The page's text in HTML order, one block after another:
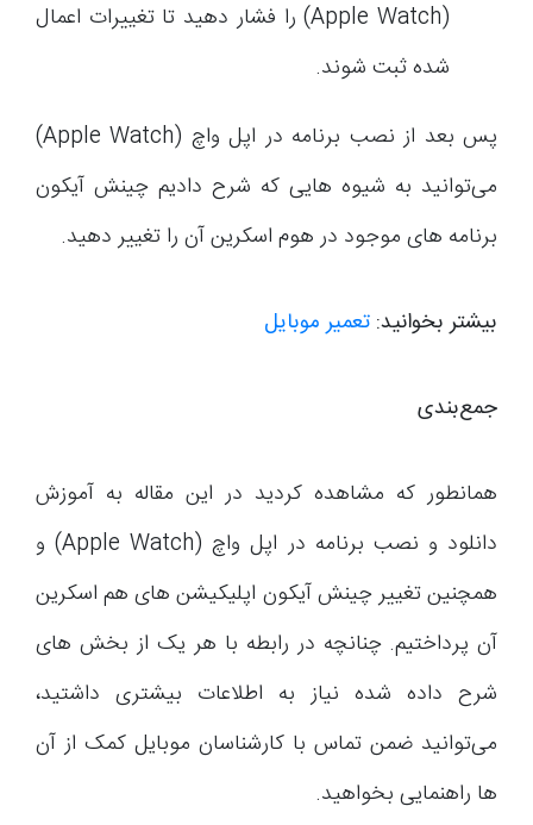
(Apple Watch) را فشار دهید تا تغییرات اعمال
شده ثبت شوند.
پس بعد از نصب برنامه در اپل واچ (Apple Watch)
می‌توانید به شیوه هایی که شرح دادیم چینش آیکون
برنامه های موجود در هوم اسکرین آن را تغییر دهید.
بیشتر بخوانید: تعمیر موبایل
جمع‌بندی
همانطور که مشاهده کردید در این مقاله به آموزش
دانلود و نصب برنامه در اپل واچ (Apple Watch) و
همچنین تغییر چینش آیکون اپلیکیشن های هم اسکرین
آن پرداختیم. چنانچه در رابطه با هر یک از بخش های
شرح داده شده نیاز به اطلاعات بیشتری داشتید،
می‌توانید ضمن تماس با کارشناسان موبایل کمک از آن
ها راهنمایی بخواهید.